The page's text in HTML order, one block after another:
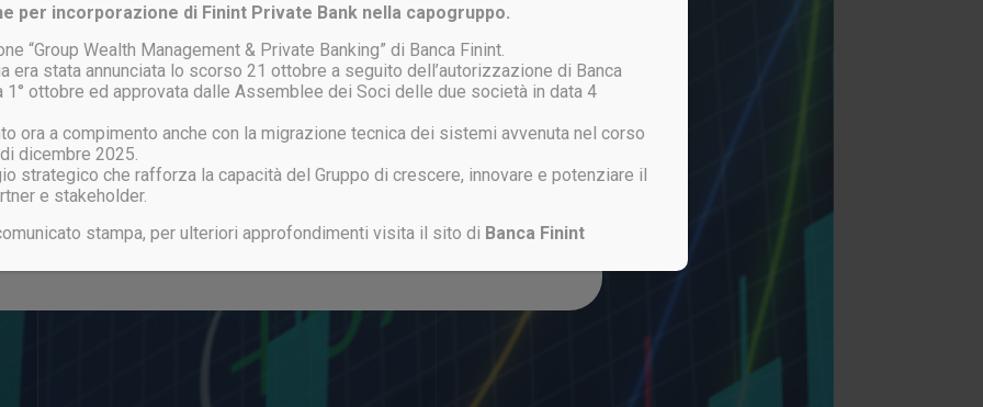
ACCEDI
persa?
Non sei ancora registrato? CLICCA QUI
per incorporazione di Finint Private Bank nella capogruppo.
“Group Wealth Management & Private Banking” di Banca Finint.
era stata annunciata lo scorso 21 ottobre a seguito dell’autorizzazione di Banca
1° ottobre ed approvata dalle Assemblee dei Soci delle due società in data 4
ora a compimento anche con la migrazione tecnica dei sistemi avvenuta nel corso
dicembre 2025.
strategico che rafforza la capacità del Gruppo di crescere, innovare e potenziare il
e stakeholder.
stampa, per ulteriori approfondimenti visita il sito di Banca Finint